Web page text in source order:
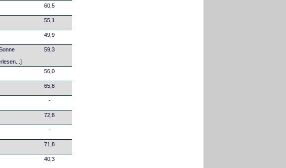
60,5
55,1
49,9
59,3
56,0
65,8
-
72,8
-
71,8
40,3